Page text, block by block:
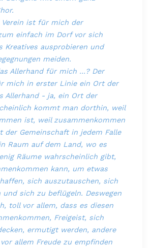
Verein ist für mich der
einfach im Dorf vor sich
Kreatives ausprobieren und
meiden.
Allerhand für mich ...? Der
mich in erster Linie ein Ort der
Allerhand - ja, ein Ort der
kommt man dorthin, weil
ist, weil zusammenkommen
der Gemeinschaft in jedem Falle
Raum auf dem Land, wo es
Räume wahrscheinlich gibt,
kann, um etwas
sich auszutauschen, sich
und sich zu beflügeln. Deswegen
toll vor allem, dass es diesen
Freigeist, sich
ermutigt werden, andere
allem Freude zu empfinden